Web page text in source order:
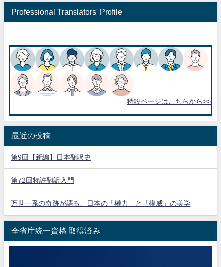
Professional Translators' Profile
特設ページはこちらから>>
最近の投稿
第9回【新編】日本翻訳史
第72回特許翻訳入門
万世一系の奇跡が語る、日本の「權力」と「權威」の美学
全省庁統一資格 取得済み